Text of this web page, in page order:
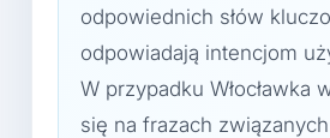
odpowiednich słów
odpowiadają intencjom
W przypadku Włocławka
się na frazach